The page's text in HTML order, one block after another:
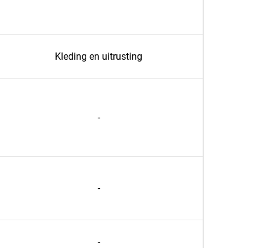
Kleding en uitrusting
-
-
-